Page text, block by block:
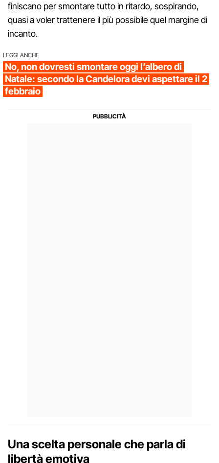
finiscano per smontare tutto in ritardo, sospirando,
quasi a voler trattenere il più possibile quel margine di
incanto.
LEGGI ANCHE
No, non dovresti smontare oggi l’albero di
Natale: secondo la Candelora devi aspettare il 2
febbraio
Una scelta personale che parla di
libertà emotiva